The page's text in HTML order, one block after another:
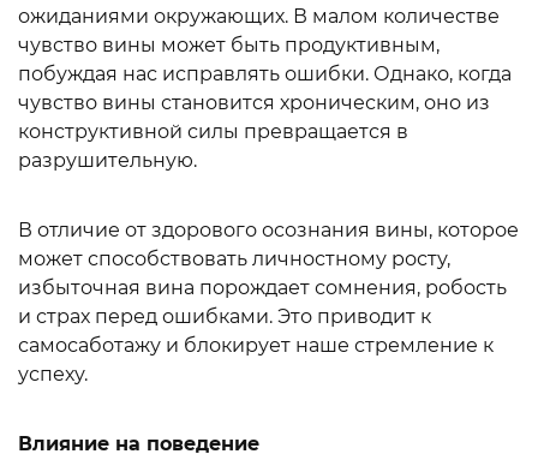
ожиданиями окружающих. В малом количестве
чувство вины может быть продуктивным,
побуждая нас исправлять ошибки. Однако, когда
чувство вины становится хроническим, оно из
конструктивной силы превращается в
разрушительную.
В отличие от здорового осознания вины, которое
может способствовать личностному росту,
избыточная вина порождает сомнения, робость
и страх перед ошибками. Это приводит к
самосаботажу и блокирует наше стремление к
успеху.
Влияние на поведение